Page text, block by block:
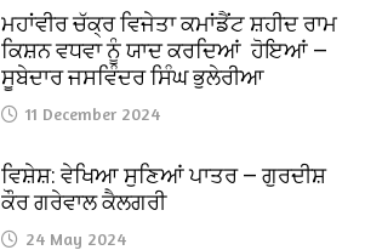
ਮਹਾਂਵੀਰ ਚੱਕ੍ਰ ਵਿਜੇਤਾ ਕਮਾਂਡੈਂਟ ਸ਼ਹੀਦ ਰਾਮ
ਕਿਸ਼ਨ ਵਧਵਾ ਨੂੰ ਯਾਦ ਕਰਦਿਆਂ ਹੋਇਆਂ —
ਸੂਬੇਦਾਰ ਜਸਵਿੰਦਰ ਸਿੰਘ ਭੁਲੇਰੀਆ
11 December 2024
ਵਿਸ਼ੇਸ਼: ਵੇਖਿਆ ਸੁਣਿਆਂ ਪਾਤਰ — ਗੁਰਦੀਸ਼
ਕੌਰ ਗਰੇਵਾਲ ਕੈਲਗਰੀ
24 May 2024